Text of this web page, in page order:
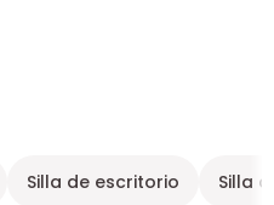
Silla de escritorio Silla